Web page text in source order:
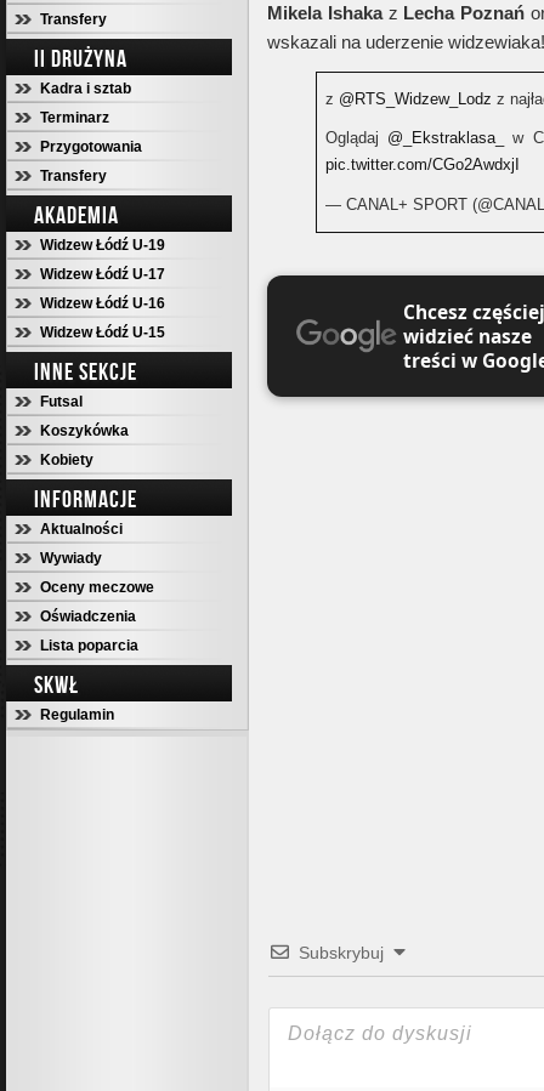
Transfery
II DRUŻYNA
Kadra i sztab
Terminarz
Przygotowania
Transfery
AKADEMIA
Widzew Łódź U-19
Widzew Łódź U-17
Widzew Łódź U-16
Widzew Łódź U-15
INNE SEKCJE
Futsal
Koszykówka
Kobiety
INFORMACJE
Aktualności
Wywiady
Oceny meczowe
Oświadczenia
Lista poparcia
SKWŁ
Regulamin
Mikela Ishakaz Lecha Poznań
wskazali na uderzenie widzewiaka!
z @RTS_Widzew_Lodz z
Oglądaj @_Ekstraklasa_
w
pic.twitter.com/CGo2AwdxjI
— CANAL+ SPORT
Chcesz częściej
widzieć nasze
treści w
Subskrybuj